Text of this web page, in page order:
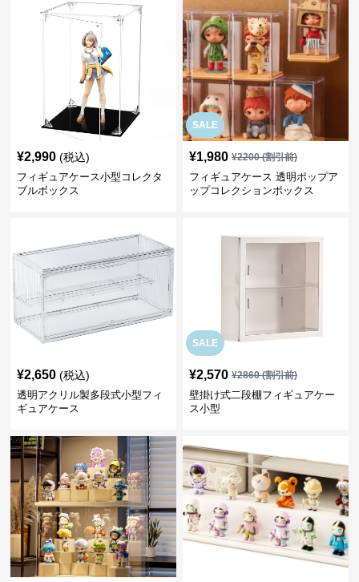
¥2,990 (税込)
フィギュアケース小型コレクタ
ブルボックス
SALE
¥1,980 ¥2200(割引前)
フィギュアケース 透明ポップア
ップコレクションボックス
¥2,650 (税込)
透明アクリル製多段式小型フィ
ギュアケース
SALE
¥2,570 ¥2860(割引前)
壁掛け式二段棚フィギュアケー
ス小型